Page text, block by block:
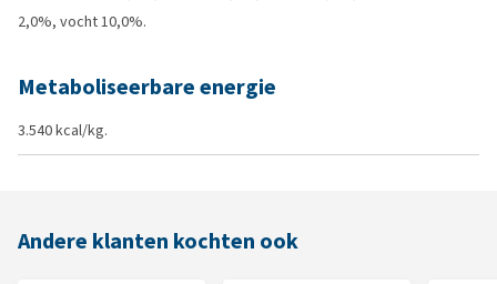
2,0%, vocht 10,0%.
Metaboliseerbare energie
3.540 kcal/kg.
Andere klanten kochten ook